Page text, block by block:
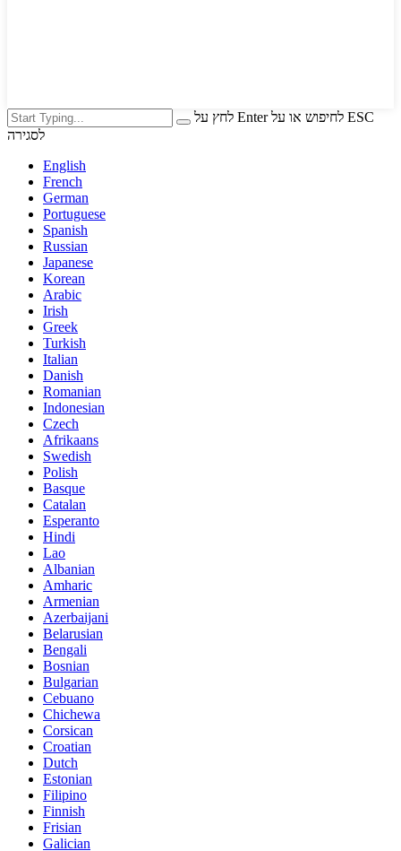
לחץ על Enter לחיפוש או על ESC
לסגירה
English
French
German
Portuguese
Spanish
Russian
Japanese
Korean
Arabic
Irish
Greek
Turkish
Italian
Danish
Romanian
Indonesian
Czech
Afrikaans
Swedish
Polish
Basque
Catalan
Esperanto
Hindi
Lao
Albanian
Amharic
Armenian
Azerbaijani
Belarusian
Bengali
Bosnian
Bulgarian
Cebuano
Chichewa
Corsican
Croatian
Dutch
Estonian
Filipino
Finnish
Frisian
Galician